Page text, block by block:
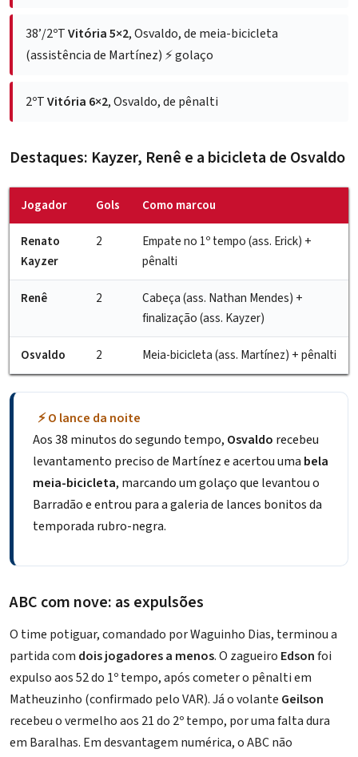
38’/2ºTVitória 5×2, Osvaldo, de meia-bicicleta
(assistência de Martínez) ⚡ golaço
2ºTVitória 6×2, Osvaldo, de pênalti
Destaques: Kayzer, Renê e a bicicleta de Osvaldo
Jogador Gols Como marcou
Renato
Kayzer
2
Empate no 1º tempo (ass. Erick) +
pênalti
Renê 2
Cabeça (ass. Nathan Mendes) +
finalização (ass. Kayzer)
Osvaldo 2 Meia-bicicleta (ass. Martínez) + pênalti
⚡ O lance da noite
Aos 38 minutos do segundo tempo, Osvaldo recebeu
levantamento preciso de Martínez e acertou uma bela
meia-bicicleta, marcando um golaço que levantou o
Barradão e entrou para a galeria de lances bonitos da
temporada rubro-negra.
ABC com nove: as expulsões
O time potiguar, comandado por Waguinho Dias, terminou a
partida com dois jogadores a menos. O zagueiro Edsonfoi
expulso aos 52 do 1º tempo, após cometer o pênalti em
Matheuzinho (confirmado pelo VAR). Já o volante Geilson
recebeu o vermelho aos 21 do 2º tempo, por uma falta dura
em Baralhas. Em desvantagem numérica, o ABC não